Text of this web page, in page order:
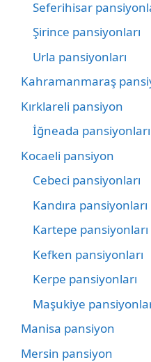
Seferihisar
Şirince pansiyonları
Urla pansiyonları
Kahramanmaraş
Kırklareli pansiyon
İğneada pansiyonları
Kocaeli pansiyon
Cebeci pansiyonları
Kandıra pansiyonları
Kartepe pansiyonları
Kefken pansiyonları
Kerpe pansiyonları
Maşukiye
Manisa pansiyon
Mersin pansiyon